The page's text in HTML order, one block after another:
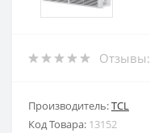
Отзывы:
Производитель:TCL
Код Товара: 13152